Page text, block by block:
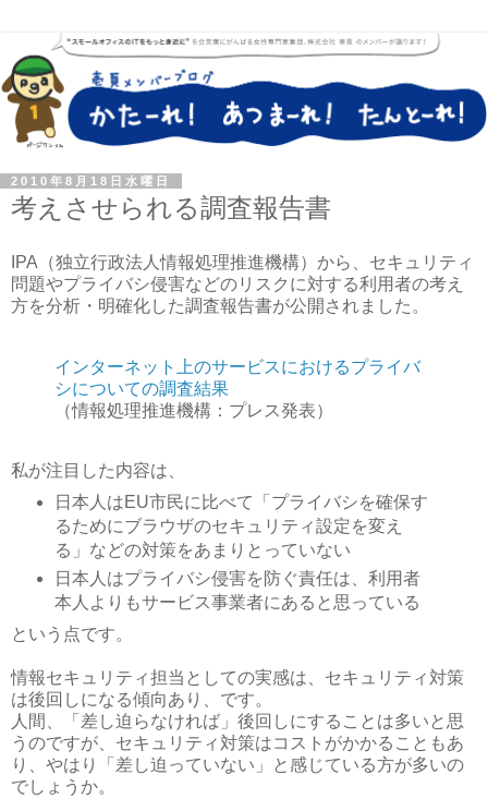
2010年8月18日水曜日
考えさせられる調査報告書
IPA（独立行政法人情報処理推進機構）から、セキュリティ
問題やプライバシ侵害などのリスクに対する利用者の考え
方を分析・明確化した調査報告書が公開されました。
インターネット上のサービスにおけるプライバ
シについての調査結果
（情報処理推進機構：プレス発表）
私が注目した内容は、
日本人はEU市民に比べて「プライバシを確保す
るためにブラウザのセキュリティ設定を変え
る」などの対策をあまりとっていない
日本人はプライバシ侵害を防ぐ責任は、利用者
本人よりもサービス事業者にあると思っている
という点です。
情報セキュリティ担当としての実感は、セキュリティ対策
は後回しになる傾向あり、です。
人間、「差し迫らなければ」後回しにすることは多いと思
うのですが、セキュリティ対策はコストがかかることもあ
り、やはり「差し迫っていない」と感じている方が多いの
でしょうか。